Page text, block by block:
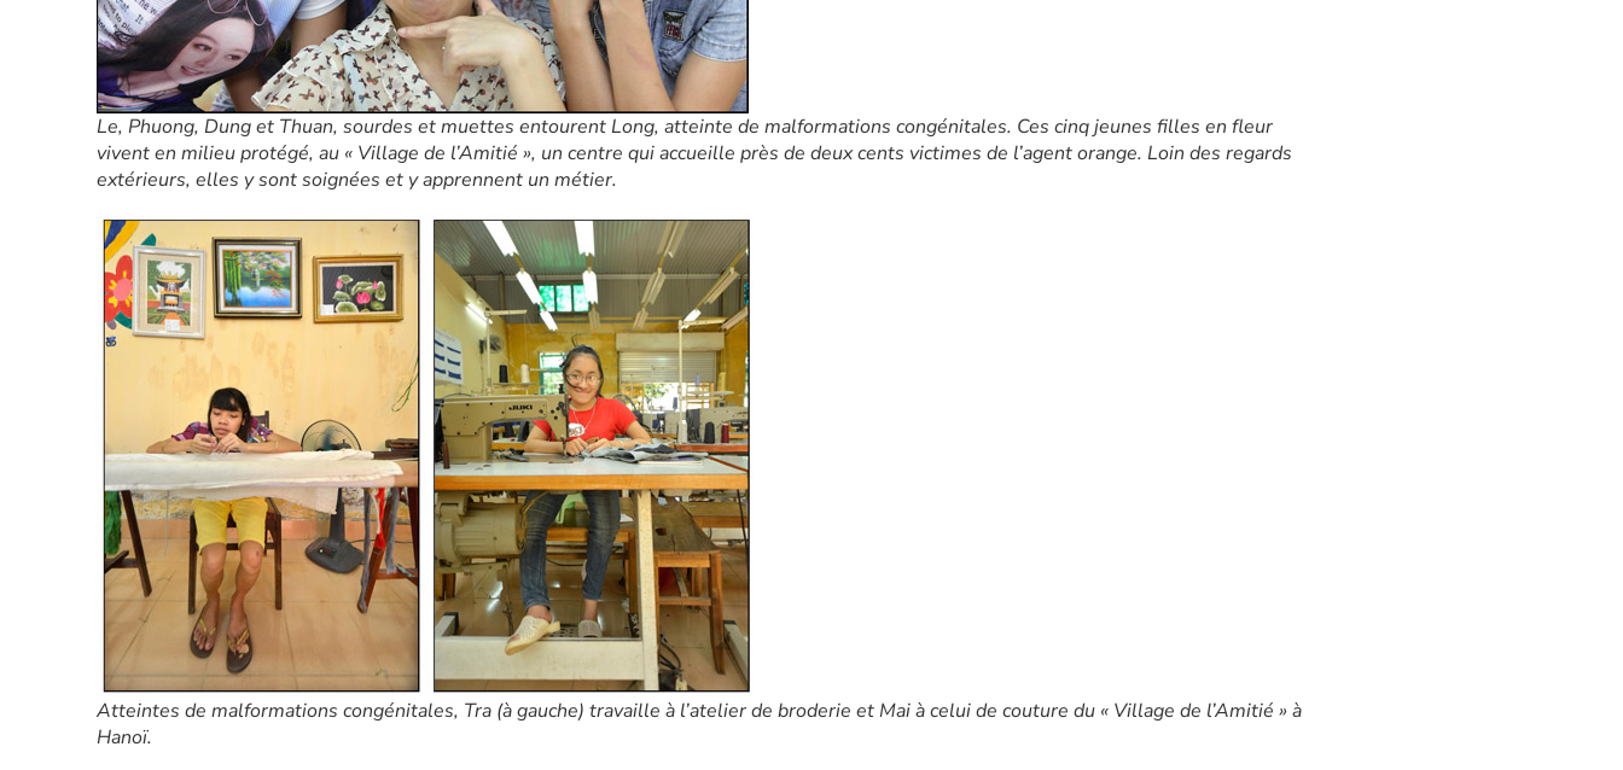
Le, Phuong, Dung et Thuan, sourdes et muettes entourent Long, atteinte de malformations congénitales. Ces cinq jeunes filles en fleur
vivent en milieu protégé, au « Village de l’Amitié », un centre qui accueille près de deux cents victimes de l’agent orange. Loin des regards
extérieurs, elles y sont soignées et y apprennent un métier.
Atteintes de malformations congénitales, Tra (à gauche) travaille à l’atelier de broderie et Mai à celui de couture du « Village de l’Amitié » à
Hanoï.